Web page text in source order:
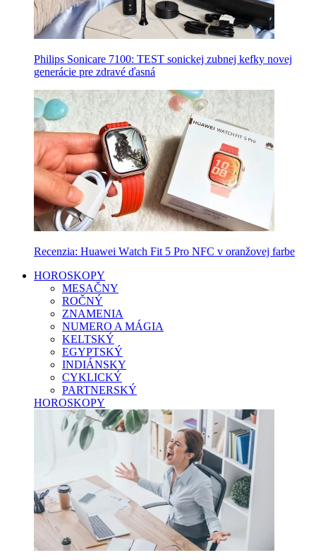
Philips Sonicare 7100: TEST sonickej zubnej kefky novej
generácie pre zdravé ďasná
Recenzia: Huawei Watch Fit 5 Pro NFC v oranžovej farbe
HOROSKOPY
MESAČNY
ROČNÝ
ZNAMENIA
NUMERO A MÁGIA
KELTSKÝ
EGYPTSKÝ
INDIÁNSKY
CYKLICKÝ
PARTNERSKÝ
HOROSKOPY